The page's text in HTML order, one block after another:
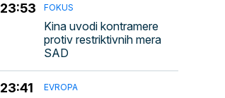
FOKUS
Kina uvodi kontramere
protiv restriktivnih mera
SAD
23:53
EVROPA
23:41